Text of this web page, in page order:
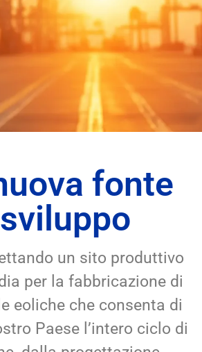
fonte
un sito produttivo
per la fabbricazione di
eoliche che consenta di
Paese l’intero ciclo di